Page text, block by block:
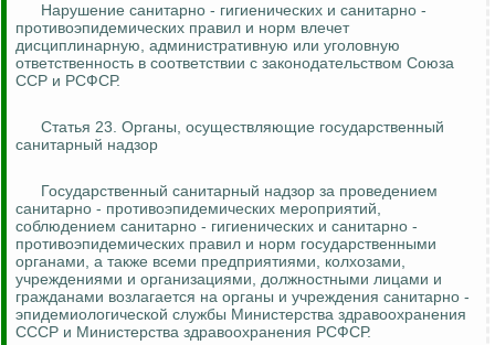
Нарушение санитарно - гигиенических и санитарно -
противоэпидемических правил и норм влечет
дисциплинарную, административную или уголовную
ответственность в соответствии с законодательством Союза
ССР и РСФСР.
Статья 23. Органы, осуществляющие государственный
санитарный надзор
Государственный санитарный надзор за проведением
санитарно - противоэпидемических мероприятий,
соблюдением санитарно - гигиенических и санитарно -
противоэпидемических правил и норм государственными
органами, а также всеми предприятиями, колхозами,
учреждениями и организациями, должностными лицами и
гражданами возлагается на органы и учреждения санитарно -
эпидемиологической службы Министерства здравоохранения
СССР и Министерства здравоохранения РСФСР.